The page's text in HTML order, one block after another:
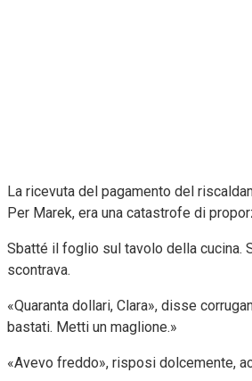
La ricevuta del pagamento del
Per Marek, era una catastrofe di
Sbatté il foglio sul tavolo della cucina.
scontrava.
«Quaranta dollari, Clara», disse
bastati. Metti un maglione.»
«Avevo freddo», risposi dolcemente,